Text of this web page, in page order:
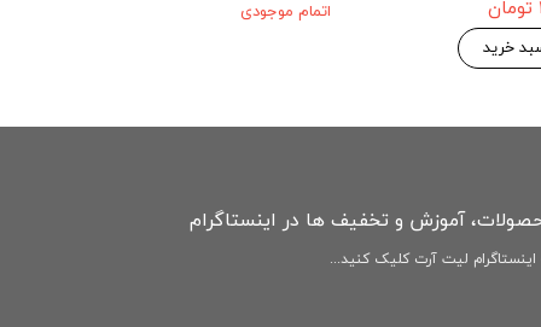
افزودن به سبد خرید خرید
آموزش و تخفیف ها در اینستاگرام
لیت آرت کلیک کنید...